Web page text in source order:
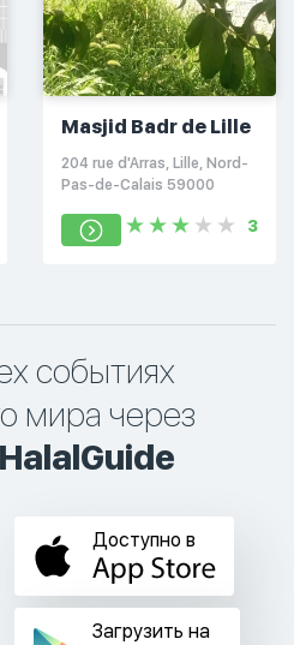
Masjid Badr de Lille
204 rue d'Arras, Lille, Nord-
Pas-de-Calais 59000
3
событиях
мира через
Доступно в
Загрузить на